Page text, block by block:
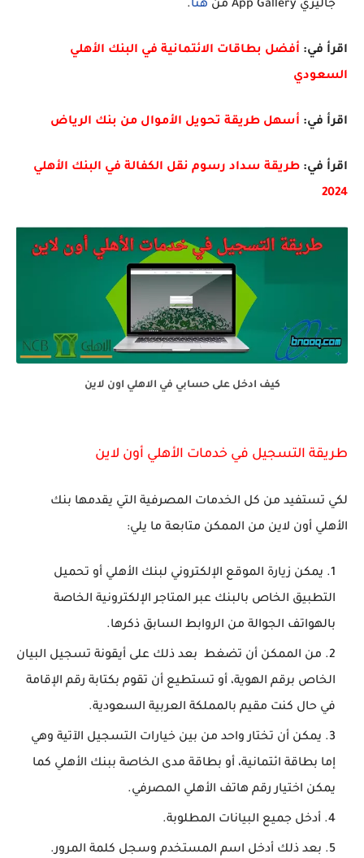
جاليري App Gallery من
هنا.
اقرأ في: أفضل بطاقات الائتمانية في البنك الأهلي
السعودي
اقرأ في: أسهل طريقة تحويل الأموال من بنك الرياض
اقرأ في: طريقة سداد رسوم نقل الكفالة في البنك الأهلي
2024
كيف ادخل على حسابي في الاهلي اون لاين
طريقة التسجيل في خدمات الأهلي أون لاين
لكي تستفيد من كل الخدمات المصرفية التي يقدمها بنك
الأهلي أون لاين من الممكن متابعة ما يلي:
يمكن زيارة الموقع الإلكتروني لبنك الأهلي أو تحميل
التطبيق الخاص بالبنك عبر المتاجر الإلكترونية الخاصة
بالهواتف الجوالة من الروابط السابق ذكرها.
من الممكن أن تضغط بعد ذلك على أيقونة تسجيل البيان
الخاص برقم الهوية، أو تستطيع أن تقوم بكتابة رقم الإقامة
في حال كنت مقيم بالمملكة العربية السعودية.
يمكن أن تختار واحد من بين خيارات التسجيل الآتية وهي
إما بطاقة ائتمانية، أو بطاقة مدى الخاصة ببنك الأهلي كما
يمكن اختيار رقم هاتف الأهلي المصرفي.
أدخل جميع البيانات المطلوبة.
بعد ذلك أدخل اسم المستخدم وسجل كلمة المرور.